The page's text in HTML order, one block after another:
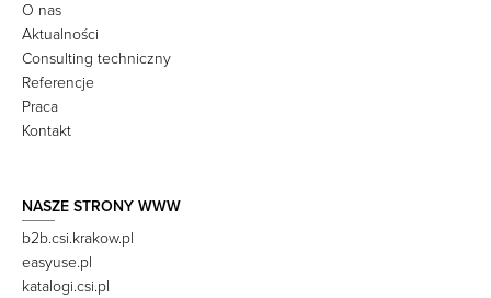
O nas
Aktualności
Consulting techniczny
Referencje
Praca
Kontakt
NASZE STRONY WWW
b2b.csi.krakow.pl
easyuse.pl
katalogi.csi.pl